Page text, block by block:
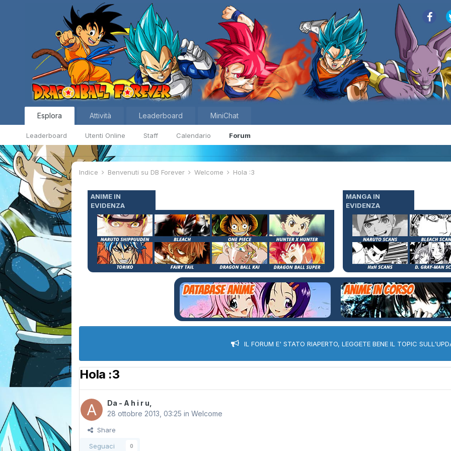
Esplora
Leaderboard Utenti Online Staff Calendario Forum
Attività Leaderboard MiniChat
Indice Benvenuti su DB Forever Welcome Hola :3
ANIME IN
EVIDENZA
MANGA IN
EVIDENZA
IL FORUM E' STATO RIAPERTO, LEGGETE BENE IL TOPIC
Hola :3
Da - A h i r u
28 ottobre 2013, 03:25 inWelcome
Share
Seguaci
0